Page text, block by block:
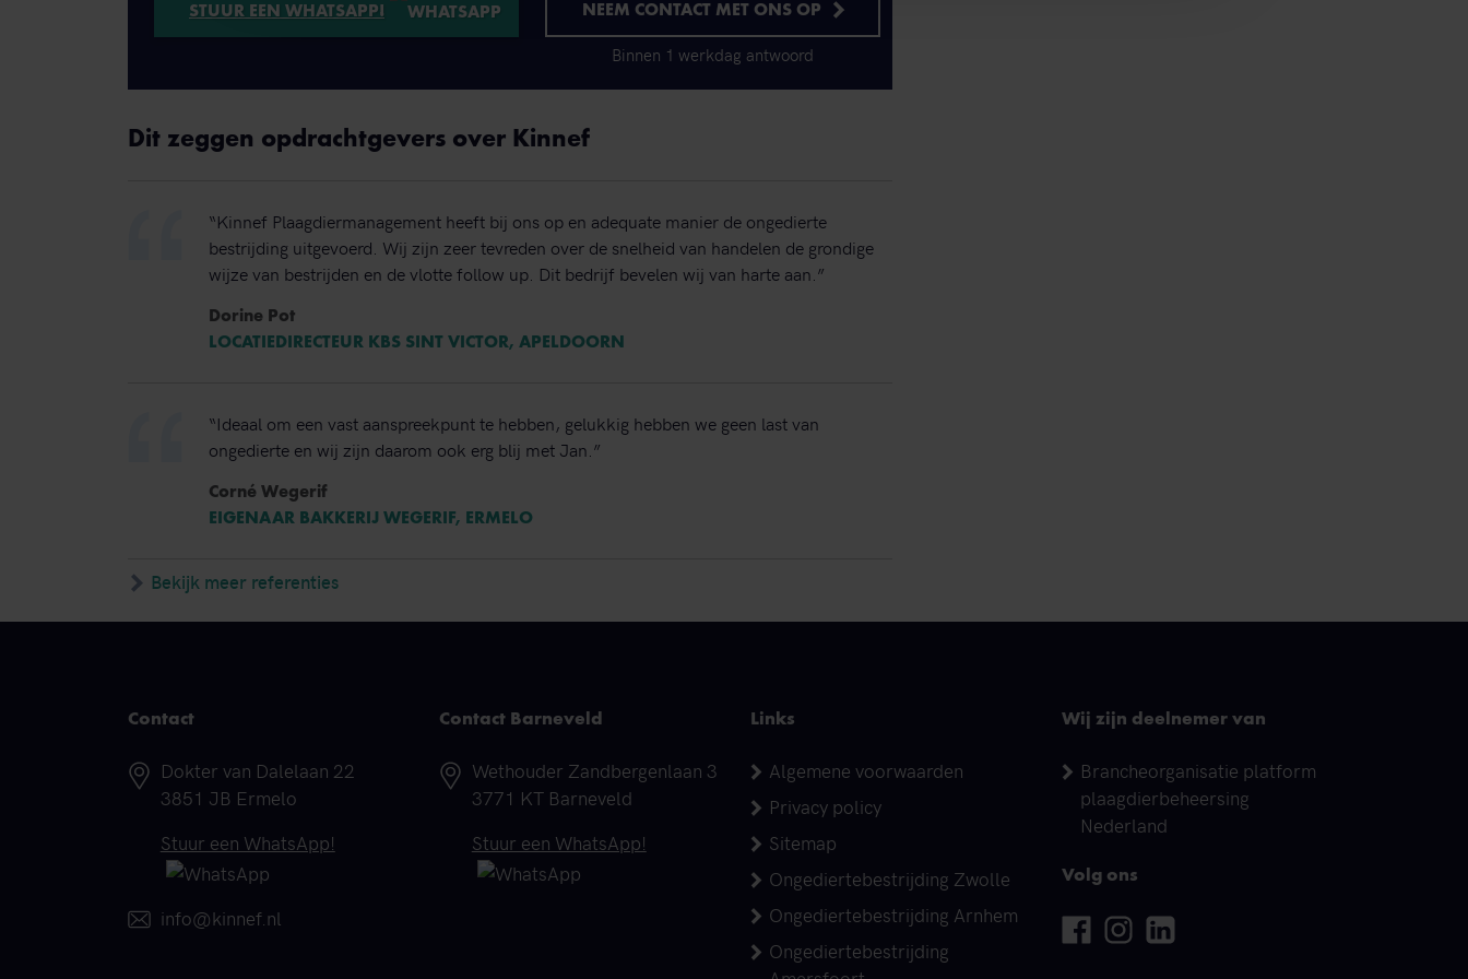
STUUR EEN WHATSAPP! NEEM CONTACT MET ONS OP
Binnen 1 werkdag antwoord
Dit zeggen opdrachtgevers over Kinnef
“Kinnef Plaagdiermanagement heeft bij ons op en adequate manier de ongedierte
bestrijding uitgevoerd. Wij zijn zeer tevreden over de snelheid van handelen de grondige
wijze van bestrijden en de vlotte follow up. Dit bedrijf bevelen wij van harte aan.”
Dorine Pot
LOCATIEDIRECTEUR KBS SINT VICTOR, APELDOORN
“Ideaal om een vast aanspreekpunt te hebben, gelukkig hebben we geen last van
ongedierte en wij zijn daarom ook erg blij met Jan.”
Corné Wegerif
EIGENAAR BAKKERIJ WEGERIF, ERMELO
Bekijk meer referenties
Contact
Adres
Dokter van Dalelaan 22
3851 JB Ermelo
Telefoonnummer
Stuur een WhatsApp!
E-mail
info@kinnef.nl
Contact Barneveld
Adres
Wethouder Zandbergenlaan 3
3771 KT Barneveld
Telefoonnummer
Stuur een WhatsApp!
Links
Algemene voorwaarden
Privacy policy
Sitemap
Ongediertebestrijding Zwolle
Ongediertebestrijding Arnhem
Ongediertebestrijding
Wij zijn deelnemer van
Brancheorganisatie platform
plaagdierbeheersing
Nederland
Volg ons
Facebook
InstagramLinkedin